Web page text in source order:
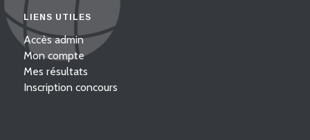
LIENS UTILES
Accès admin
Mon compte
Mes résultats
Inscription concours